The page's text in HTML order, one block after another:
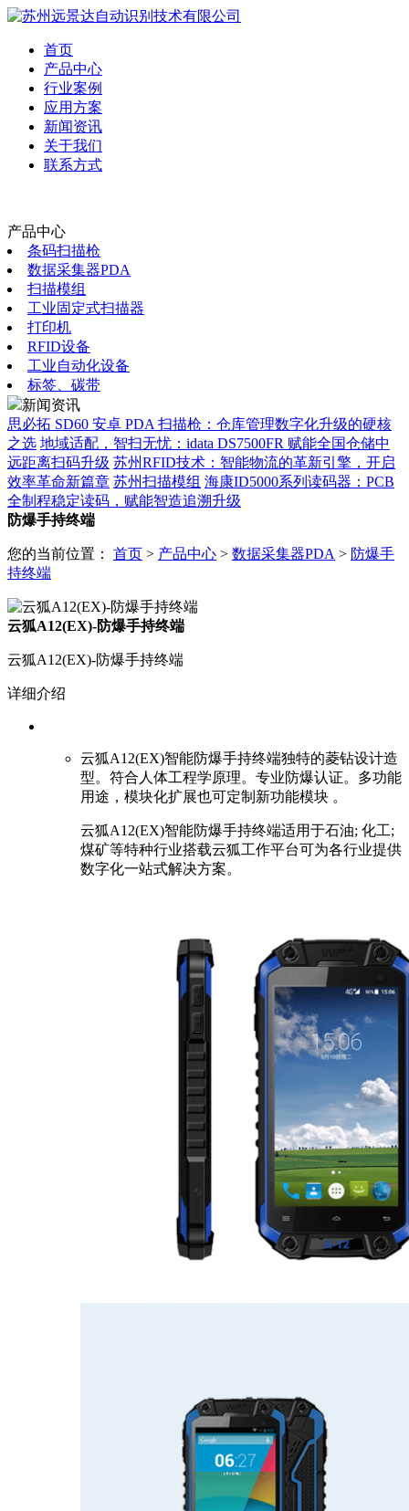
首页
产品中心
行业案例
应用方案
新闻资讯
关于我们
联系方式
产品中心
条码扫描枪
数据采集器PDA
扫描模组
工业固定式扫描器
打印机
RFID设备
工业自动化设备
标签、碳带
新闻资讯
思必拓 SD60 安卓 PDA 扫描枪：仓库管理数字化升级的硬核
之选 地域适配，智扫无忧：idata DS7500FR 赋能全国仓储中
远距离扫码升级 苏州RFID技术：智能物流的革新引擎，开启
效率革命新篇章 苏州扫描模组 海康ID5000系列读码器：PCB
全制程稳定读码，赋能智造追溯升级
防爆手持终端
您的当前位置： 首页 > 产品中心 > 数据采集器PDA > 防爆手
持终端
云狐A12(EX)-防爆手持终端
云狐A12(EX)-防爆手持终端
详细介绍
云狐A12(EX)智能防爆手持终端独特的菱钻设计造
型。符合人体工程学原理。专业防爆认证。 多功能
用途，模块化扩展也可定制新功能模块 。
云狐A12(EX)智能防爆手持终端适用于石油; 化工;
煤矿等特种行业搭载云狐工作平台可为各行业提供
数字化一站式解决方案。